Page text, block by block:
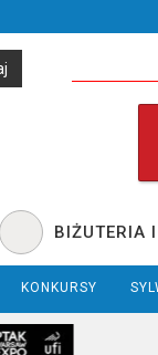
BIŻUTERIA
KONKURSY